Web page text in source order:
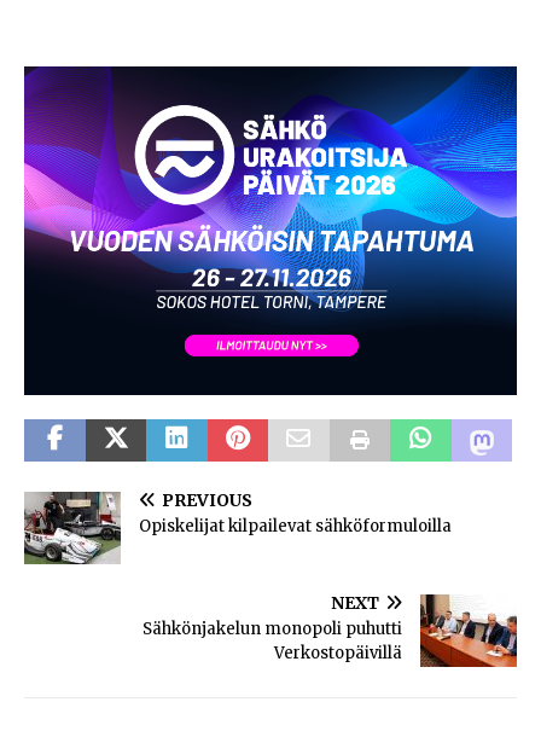
PREVIOUS
Opiskelijat kilpailevat sähköformuloilla
NEXT
Sähkönjakelun monopoli puhutti
Verkostopäivillä